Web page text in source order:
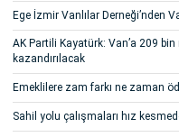
Ege İzmir Vanlılar Derneği’nden
AK Partili Kayatürk: Van’a 209
kazandırılacak
Emeklilere zam farkı ne zaman
Sahil yolu çalışmaları hız